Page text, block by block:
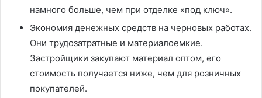
намного больше, чем при отделке «под ключ».
Экономия денежных средств на черновых работах.
Они трудозатратные и материалоемкие.
Застройщики закупают материал оптом, его
стоимость получается ниже, чем для розничных
покупателей.